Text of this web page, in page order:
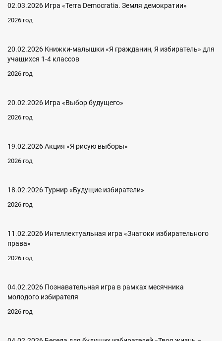
02.03.2026 Игра «Terra Democratia. Земля демократии»
2026 год
20.02.2026 Книжки-малышки «Я гражданин, Я избиратель» для
учащихся 1-4 классов
2026 год
20.02.2026 Игра «Выбор будущего»
2026 год
19.02.2026 Акция «Я рисую выборы»
2026 год
18.02.2026 Турнир «Будущие избиратели»
2026 год
11.02.2026 Интеллектуальная игра «Знатоки избирательного
права»
2026 год
04.02.2026 Познавательная игра в рамках месячника
молодого избирателя
2026 год